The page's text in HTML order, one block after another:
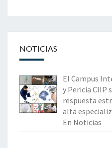
NOTICIAS
El Campus
y Pericia CIIP
respuesta
alta
En Noticias